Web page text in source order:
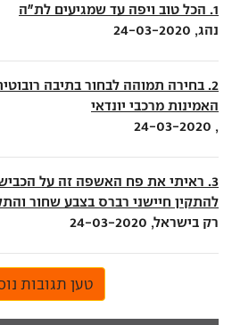
1. הכל טוב ויפה עד שמגיעים לת"ה
נהג, 24-03-2020
2. בחירה תמוהה לבחור בתיבה
האמינות מרכבי יונדאי
, 24-03-2020
3. ראיתי את פח האשפה זה על
להתקין חיישני רברס בצבע שחור
רק בישראל, 24-03-2020
טען תגובות